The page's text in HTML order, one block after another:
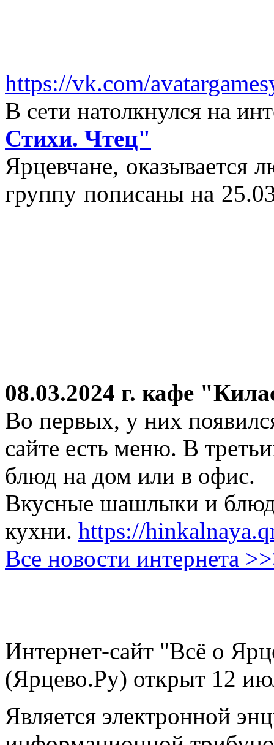
https://vk.com/
В сети натолкнулся на
Стихи. Чтец"
Ярцевчане,
группу пописаны на
08.03.2024 г. кафе
Во первых, у них
сайте есть меню. В
блюд на дом или в офис.
Вкусные шашлыки и
кухни. https://
Все новости интернета
Интернет-сайт "Всё о
(Ярцево.Ру) открыт 12
Является электронной